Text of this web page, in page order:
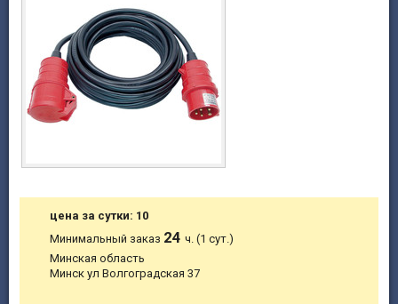
цена за сутки: 10
Минимальный заказ 24ч. (1 сут.)
Минская область
Минск ул Волгоградская 37